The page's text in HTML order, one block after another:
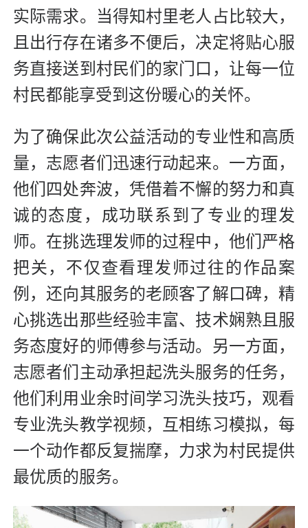
实际需求。当得知村里老人占比较大，
且出行存在诸多不便后，决定将贴心服
务直接送到村民们的家门口，让每一位
村民都能享受到这份暖心的关怀。
为了确保此次公益活动的专业性和高质
量，志愿者们迅速行动起来。一方面，
他们四处奔波，凭借着不懈的努力和真
诚的态度，成功联系到了专业的理发
师。在挑选理发师的过程中，他们严格
把关，不仅查看理发师过往的作品案
例，还向其服务的老顾客了解口碑，精
心挑选出那些经验丰富、技术娴熟且服
务态度好的师傅参与活动。另一方面，
志愿者们主动承担起洗头服务的任务，
他们利用业余时间学习洗头技巧，观看
专业洗头教学视频，互相练习模拟，每
一个动作都反复揣摩，力求为村民提供
最优质的服务。